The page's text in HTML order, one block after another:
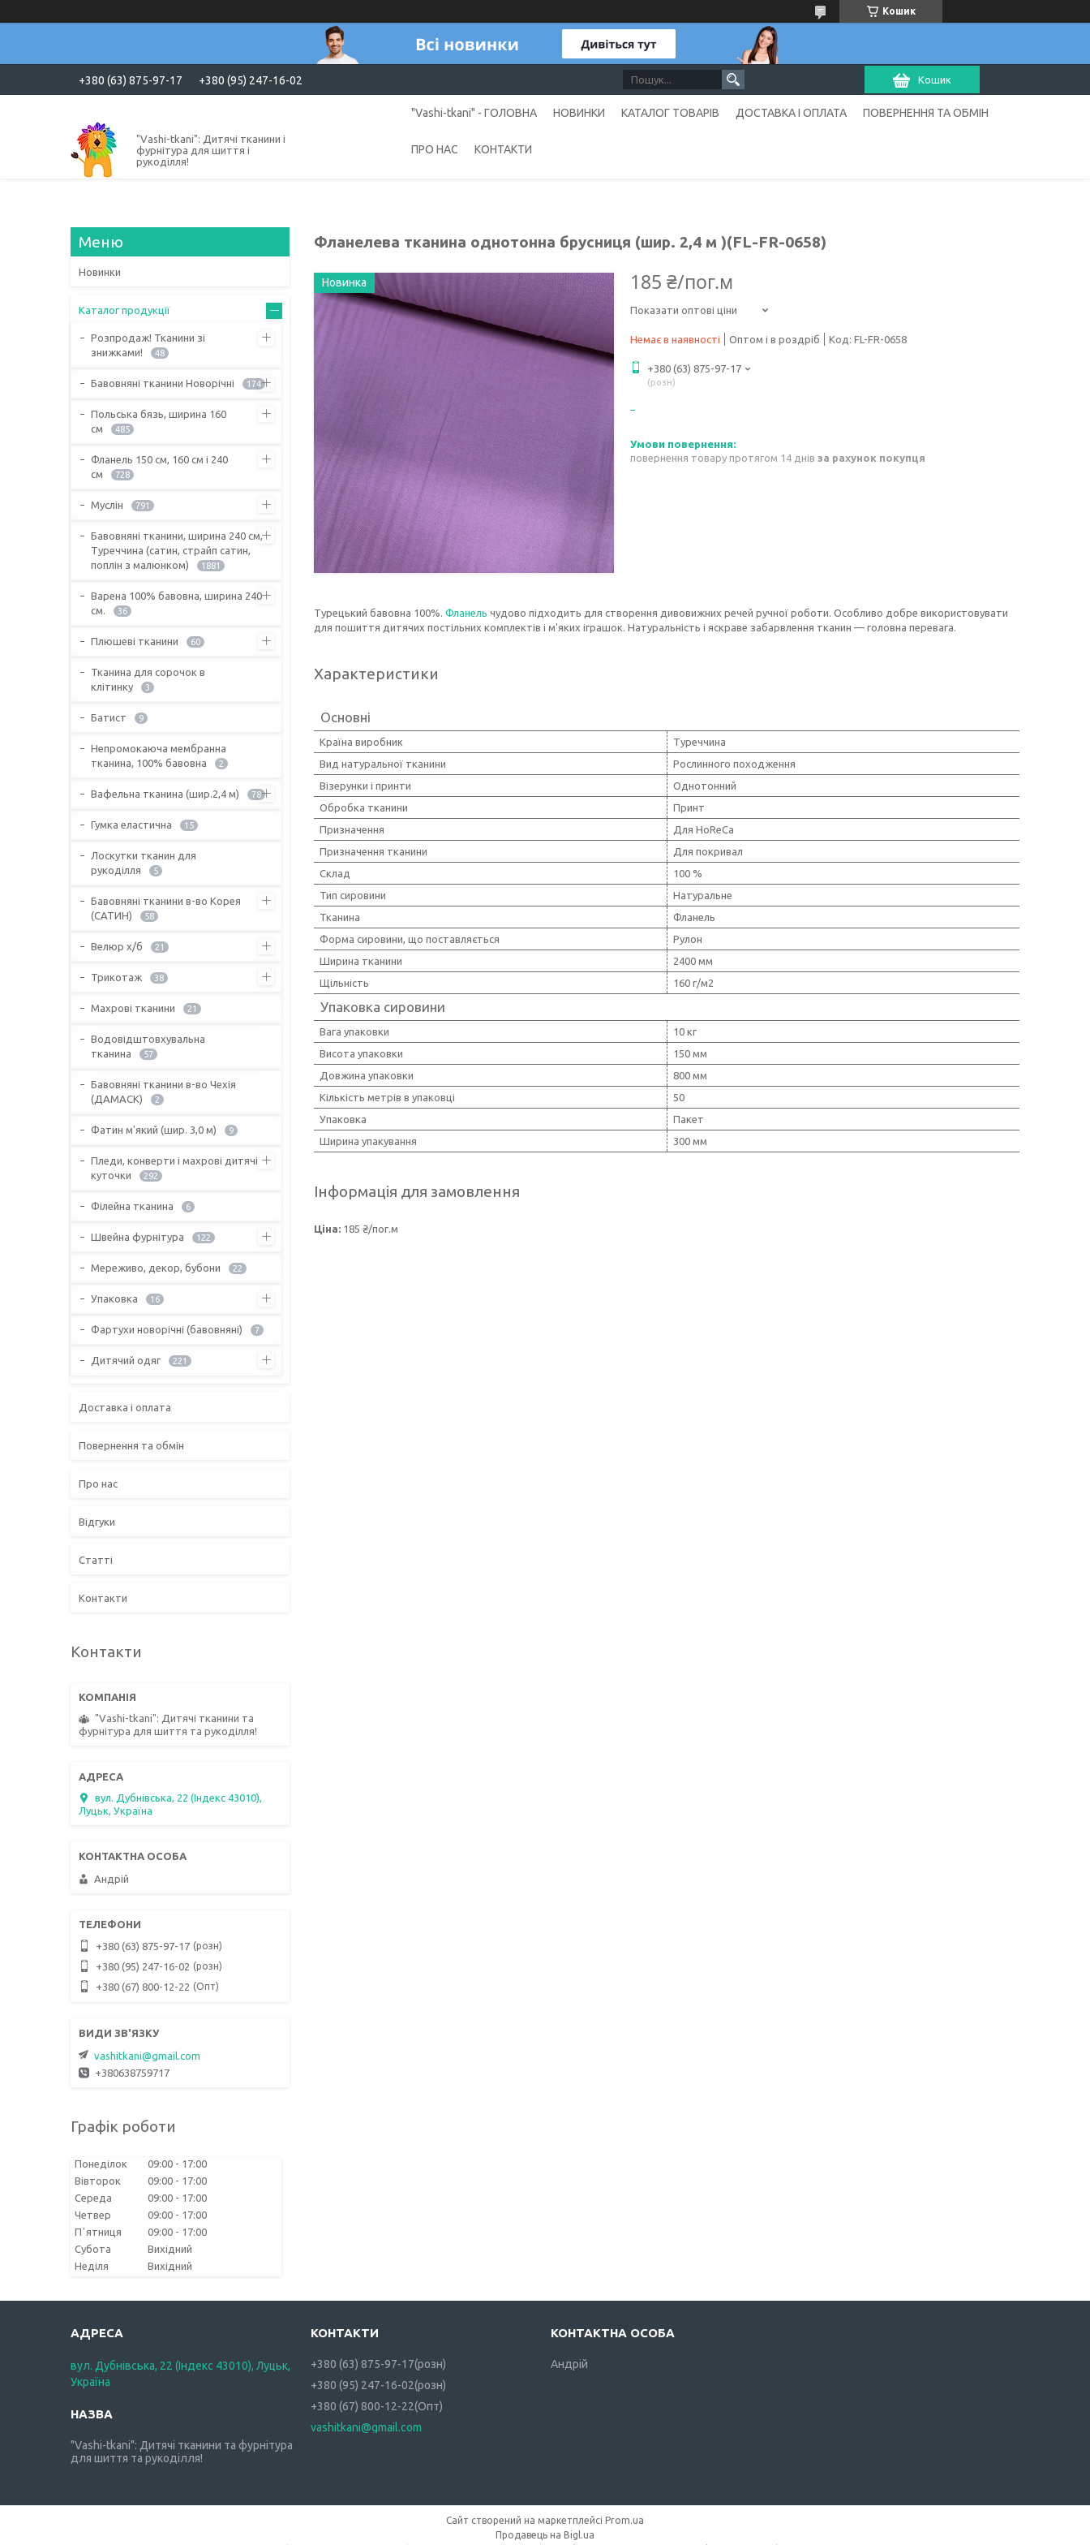
Кошик
+380 (63) 875-97-17 +380 (95) 247-16-02 Кошик
"Vashi-tkani": Дитячі тканини і
фурнітура для шиття і
рукоділля!
"Vashi-tkani" - ГОЛОВНА НОВИНКИ КАТАЛОГ ТОВАРІВ ДОСТАВКА І ОПЛАТА ПОВЕРНЕННЯ ТА ОБМІН
ПРО НАС КОНТАКТИ
Фланелева тканина однотонна брусниця (шир. 2,4 м )(FL-FR-0658)
Новинка 185 ₴/пог.м
Показати оптові ціни
Немає в наявності Оптом і в роздріб Код: FL-FR-0658
+380 (63) 875-97-17
розн
повернення товару протягом 14 днів за рахунок покупця
Турецький бавовна 100%. Фланель чудово підходить для створення дивовижних речей ручної роботи. Особливо добре використовувати
для пошиття дитячих постільних комплектів і м'яких іграшок. Натуральність і яскраве забарвлення тканин — головна перевага.
Характеристики
Основні
Країна виробник
Туреччина
Вид натуральної тканини
Рослинного походження
Візерунки і принти
Однотонний
Обробка тканини
Принт
Призначення
Для HoReCa
Призначення тканини
Для покривал
Склад
100 %
Тип сировини
Натуральне
Тканина
Фланель
Форма сировини, що поставляється
Рулон
Ширина тканини
2400 мм
Щільність
160 г/м2
Упаковка сировини
Вага упаковки
10 кг
Висота упаковки
150 мм
Довжина упаковки
800 мм
Кількість метрів в упаковці
50
Упаковка
Пакет
Ширина упакування
300 мм
Інформація для замовлення
Ціна: 185 ₴/пог.м
Новинки
Каталог продукції
Розпродаж! Тканини зі
знижками!
48
Бавовняні тканини Новорічні 174
Польська бязь, ширина 160
см
485
Фланель 150 см, 160 см і 240
см
728
Муслін 791
Бавовняні тканини, ширина 240 см,
Туреччина (сатин, страйп сатин,
поплін з малюнком)
1881
Варена 100% бавовна, ширина 240
см.
36
Плюшеві тканини 60
Тканина для сорочок в
клітинку
3
Батист 9
Непромокаюча мембранна
тканина, 100% бавовна
2
Вафельна тканина (шир.2,4 м) 78
Гумка еластична 15
Лоскутки тканин для
рукоділля
5
Бавовняні тканини в-во Корея
(САТИН)
58
Велюр х/б 21
Трикотаж 38
Махрові тканини 21
Водовідштовхувальна
тканина
57
Бавовняні тканини в-во Чехія
(ДАМАСК)
2
Фатин м'який (шир. 3,0 м) 9
Пледи, конверти і махрові дитячі
куточки
292
Філейна тканина 6
Швейна фурнітура 122
Мереживо, декор, бубони 22
Упаковка 16
Фартухи новорічні (бавовняні) 7
Дитячий одяг 221
Доставка і оплата
Повернення та обмін
Про нас
Відгуки
Статті
Контакти
Контакти
"Vashi-tkani": Дитячі тканини та
фурнітура для шиття та рукоділля!
вул. Дубнівська, 22 (Індекс 43010),
Луцьк, Україна
Андрій
+380 (63) 875-97-17 розн
+380 (95) 247-16-02 розн
+380 (67) 800-12-22 Опт
vashitkani@gmail.com
+380638759717
Графік роботи
Понеділок 09:00
17:00
Вівторок
09:00
17:00
Середа
09:00
17:00
Четвер
09:00
17:00
Пʼятниця
09:00
17:00
Субота
Вихідний
Неділя
Вихідний
вул. Дубнівська, 22 (Індекс 43010), Луцьк,
Україна
"Vashi-tkani": Дитячі тканини та фурнітура
для шиття та рукоділля!
+380 (63) 875-97-17 розн
+380 (95) 247-16-02 розн
+380 (67) 800-12-22 Опт
vashitkani@gmail.com
Андрій
Сайт створений на маркетплейсі Prom.ua
Продавець на Bigl.ua